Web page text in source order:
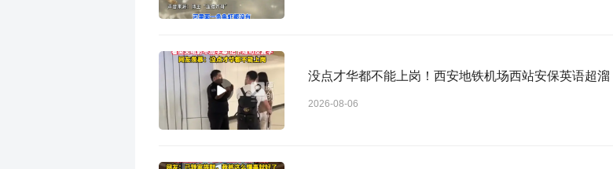
没点才华都不能上岗！西安地铁机场西站安保英语超
2026-08-06